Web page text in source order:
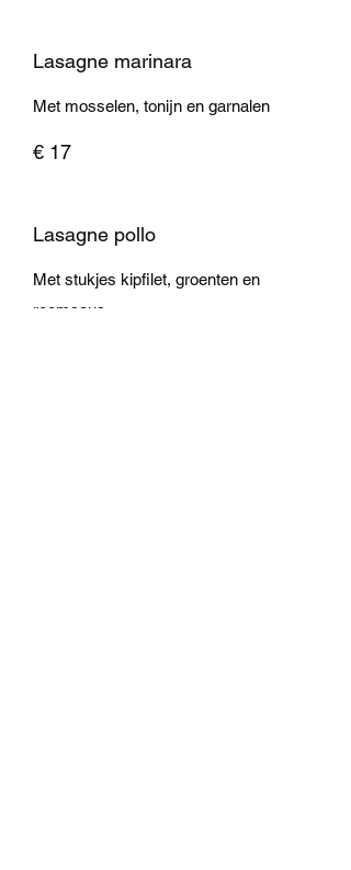
Lasagne marinara
Met mosselen, tonijn en garnalen
€ 17
Lasagne pollo
Met stukjes kipfilet, groenten en
roomsaus